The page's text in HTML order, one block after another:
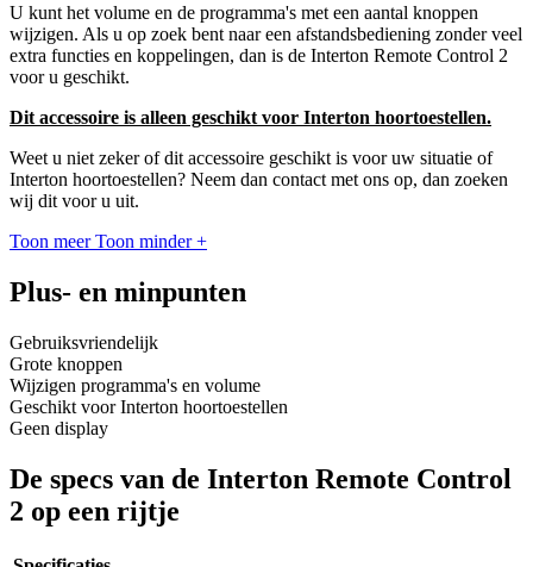
U kunt het volume en de programma's met een aantal knoppen
wijzigen. Als u op zoek bent naar een afstandsbediening zonder veel
extra functies en koppelingen, dan is de Interton Remote Control 2
voor u geschikt.
Dit accessoire is alleen geschikt voor Interton hoortoestellen.
Weet u niet zeker of dit accessoire geschikt is voor uw situatie of
Interton hoortoestellen? Neem dan contact met ons op, dan zoeken
wij dit voor u uit.
Toon meer Toon minder +
Plus- en minpunten
Gebruiksvriendelijk
Grote knoppen
Wijzigen programma's en volume
Geschikt voor Interton hoortoestellen
Geen display
De specs van de Interton Remote Control
2 op een rijtje